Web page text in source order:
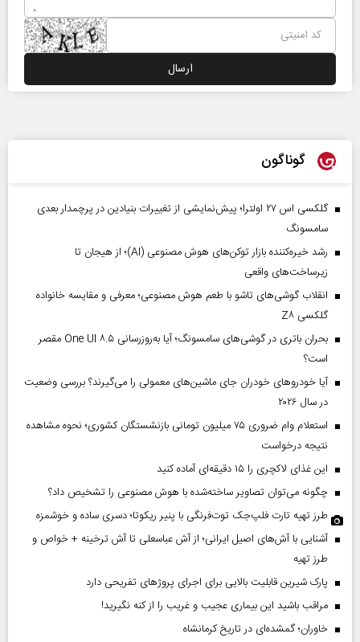
گوناگون
گلکسی اس ۲۷ اولترا؛ پیش‌نمایشی از تغییرات بنیادین در پرچمدار بعدی
سامسونگ
رشد خیره‌کننده بازار توکن‌های هوش مصنوعی (AI)؛ از هیجان تا
زیرساخت‌های واقعی
انقلاب گوشی‌های تاشو‌ با طعم هوش مصنوعی؛ معرفی و مقایسه خانواده
گلکسی Z۸
بحران باتری در گوشی‌های سامسونگ؛ آیا به‌روزرسانی One UI ۸.۵ مقصر
است؟
آیا خودروهای خودران جای ماشین‌های معمولی را می‌گیرند؟ بررسی وضعیت
در سال ۲۰۲۶
استعلام وام ضروری ۷۵ میلیون تومانی بازنشستگان کشوری؛ نحوه مشاهده
نتیجه درخواست
این غذای لاکچری را ۱۵ دقیقه‌ای آماده کنید
چگونه می‌توان تصاویر ساخته‌شده با هوش مصنوعی را تشخیص داد؟
طرز تهیه تارت فلپ‌جک توت‌فرنگی با پنیر ریکوتا؛ دسری ساده و خوشمزه
آشنایی با آش‌های اصیل ایرانی؛ از آش عباسعلی تا آش ترخینه + خواص و
طرز تهیه
پارک شیرین قابلیت‌ بالایی برای اجرای پروژهای تفریحی دارد
مراقب باشید این بیماری عجیب و غریب را از کنه نگیرید!
خاوران؛ گمشده‌ای در تاریخ کرمانشاه